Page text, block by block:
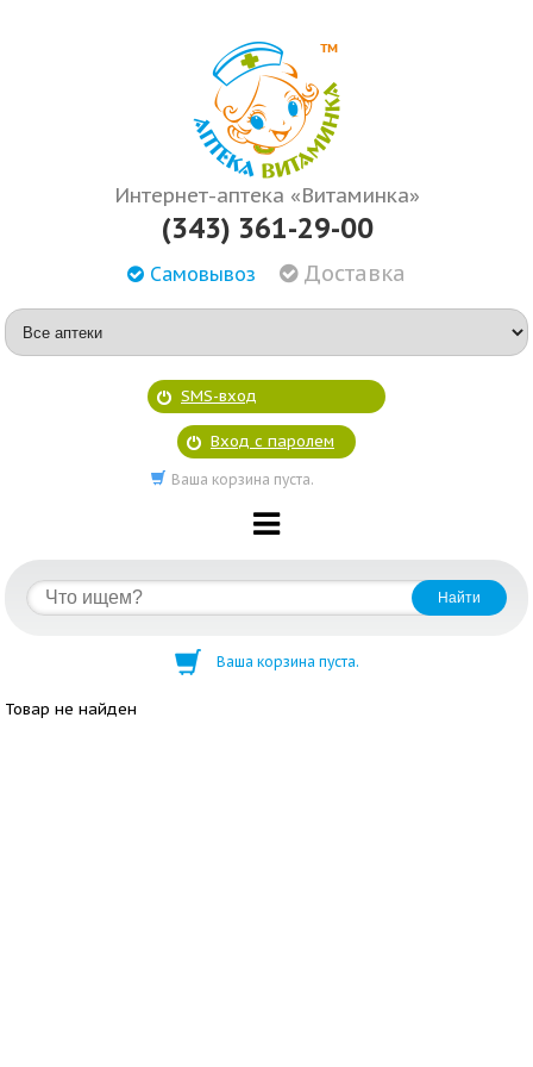
Интернет-аптека «Витаминка»
(343) 361-29-00
Самовывоз Доставка
SMS-вход
Вход с паролем
Ваша корзина пуста.
Ваша корзина пуста.
Товар не найден